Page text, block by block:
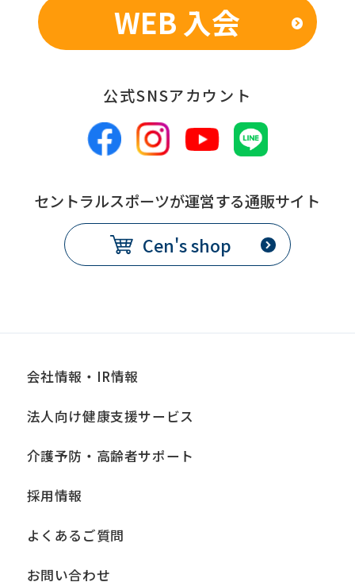
WEB 入会
公式SNSアカウント
セントラルスポーツが運営する通販サイト
Cen's shop
会社情報・IR情報
法人向け健康支援サービス
介護予防・高齢者サポート
採用情報
よくあるご質問
お問い合わせ